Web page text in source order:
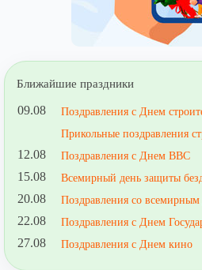
Ближайшие праздники
09.08
Поздравления с Днем
Прикольные поздравления
12.08 Поздравления с Днем ВВС
15.08 Всемирный день защиты
20.08 Поздравления со
22.08 Поздравления с Днем
27.08 Поздравления с Днем кино